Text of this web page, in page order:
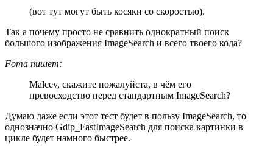
(вот тут могут быть косяки со скоростью).
Так а почему просто не сравнить однократный поиск
большого изображения ImageSearch и всего твоего кода?
Foma пишет:
Malcev, скажите пожалуйста, в чём его
превосходство перед стандартным ImageSearch?
Думаю даже если этот тест будет в пользу ImageSearch, то
однозначно Gdip_FastImageSearch для поиска картинки в
цикле будет намного быстрее.